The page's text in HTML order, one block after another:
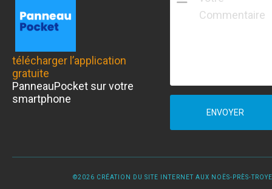
télécharger l’application
gratuite
PanneauPocket sur votre
smartphone
ENVOYER
©2026 CRÉATION DU SITE INTERNET AUX NOËS-PRÈS-